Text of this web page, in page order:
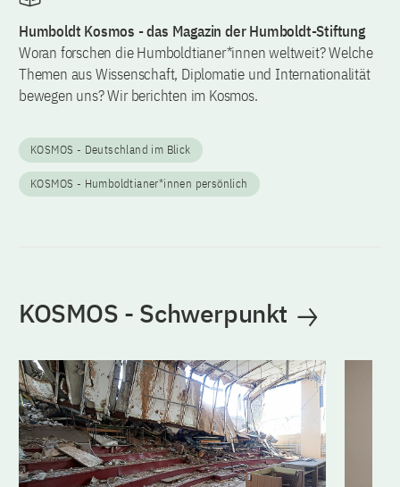
Humboldt Kosmos - das Magazin der Humboldt-Stiftung
Woran forschen die Humboldtianer*innen weltweit? Welche
Themen aus Wissenschaft, Diplomatie und Internationalität
bewegen uns? Wir berichten im Kosmos.
KOSMOS - Deutschland im Blick
KOSMOS - Humboldtianer*innen persönlich
KOSMOS - Schwerpunkt